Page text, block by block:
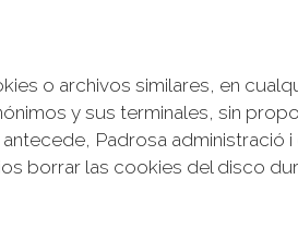
o archivos similares, en
y sus terminales, sin
Padrosa administració i
borrar las cookies del disco